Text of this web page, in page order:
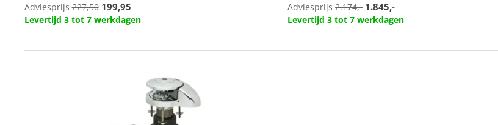
Adviesprijs227,50 199,95
Levertijd 3 tot 7 werkdagen
Adviesprijs2.174,- 1.845,-
Levertijd 3 tot 7 werkdagen